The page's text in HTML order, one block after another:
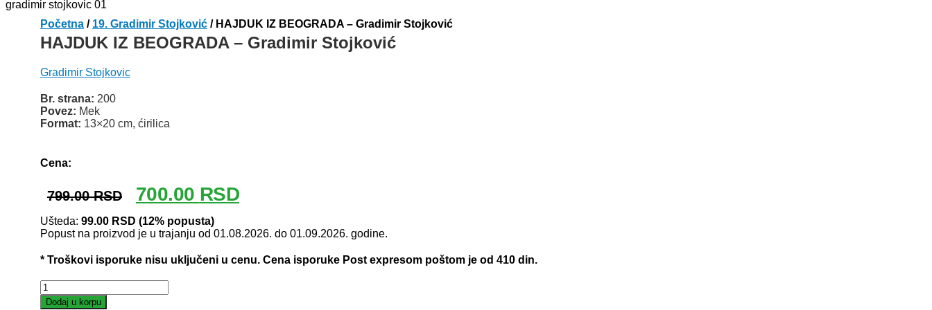
Početna / 19. Gradimir Stojković / HAJDUK IZ BEOGRADA – Gradimir Stojković
HAJDUK IZ BEOGRADA – Gradimir Stojković
Gradimir Stojkovic
Br. strana: 200
Povez: Mek
Format: 13×20 cm, ćirilica
Cena:
799.00RSD
Originalna
cena
je
bila:
799.00 RSD.
700.00 RSDTrenutna
cena
700.00 RSD.
Ušteda: 99.00 RSD (12% popusta)
Popust na proizvod je u trajanju od 01.08.2026. do 01.09.2026. godine.
* Troškovi isporuke nisu uključeni u cenu. Cena isporuke Post expresom poštom je od 410 din.
HAJDUK
IZDodaj u korpu